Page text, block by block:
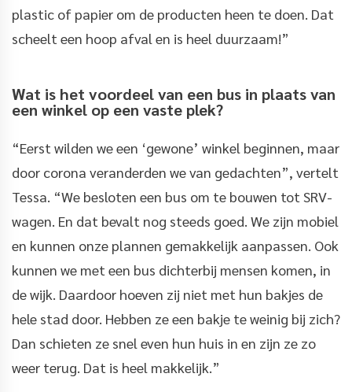
plastic of papier om de producten heen te doen. Dat
scheelt een hoop afval en is heel duurzaam!”
Wat is het voordeel van een bus in plaats van
een winkel op een vaste plek?
“Eerst wilden we een ‘gewone’ winkel beginnen, maar
door corona veranderden we van gedachten”, vertelt
Tessa. “We besloten een bus om te bouwen tot SRV-
wagen. En dat bevalt nog steeds goed. We zijn mobiel
en kunnen onze plannen gemakkelijk aanpassen. Ook
kunnen we met een bus dichterbij mensen komen, in
de wijk. Daardoor hoeven zij niet met hun bakjes de
hele stad door. Hebben ze een bakje te weinig bij zich?
Dan schieten ze snel even hun huis in en zijn ze zo
weer terug. Dat is heel makkelijk.”